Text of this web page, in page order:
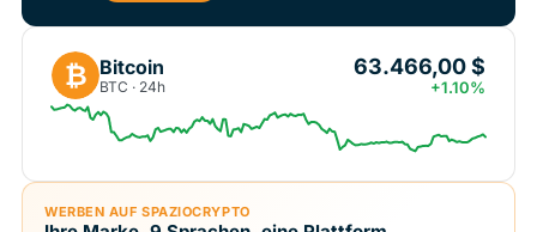
₿ Bitcoin
BTC · 24h
63.466,00 $
+1.10%
WERBEN AUF SPAZIOCRYPTO